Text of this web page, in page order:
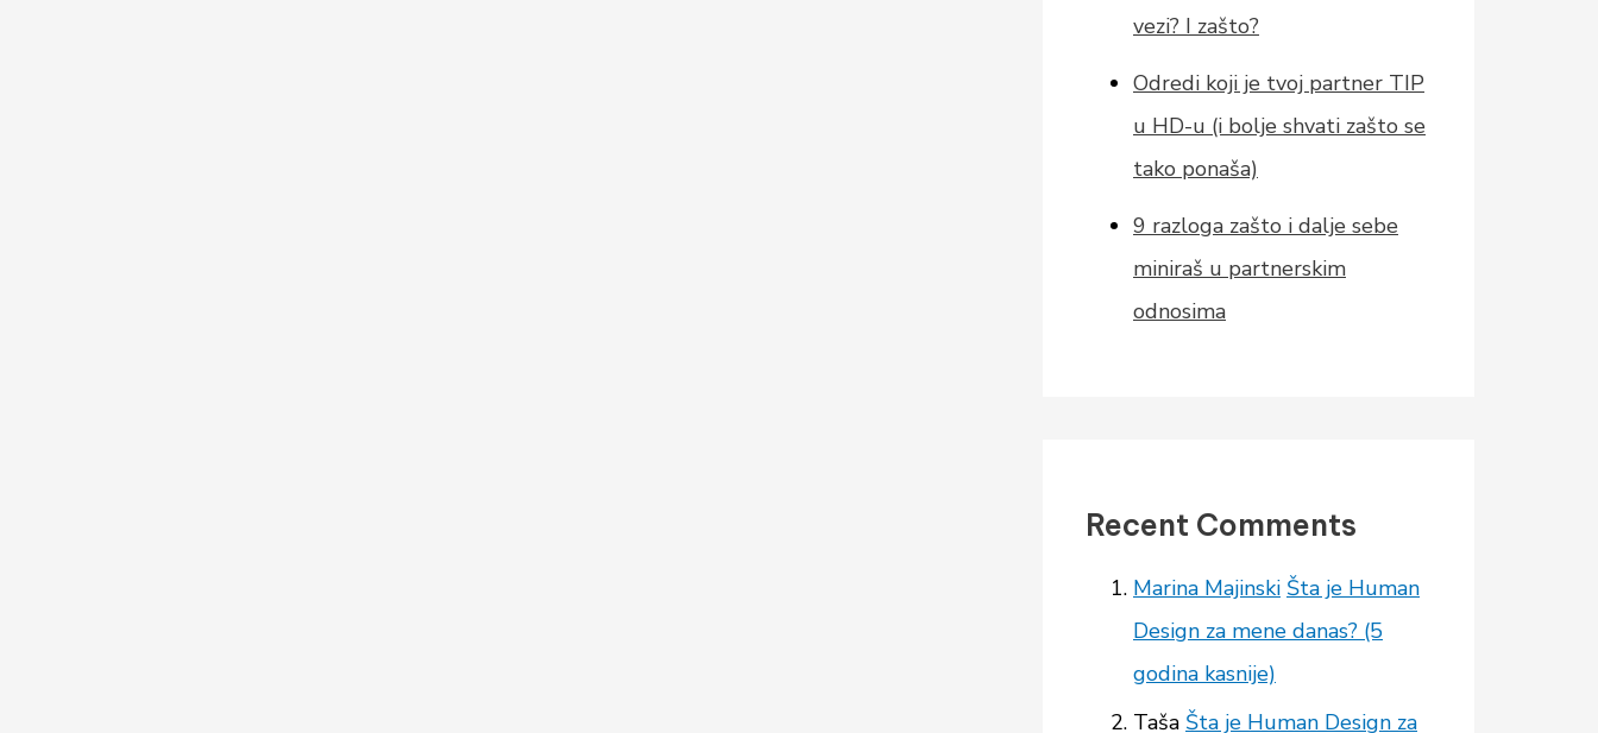
vezi? I zašto?
Odredi koji je tvoj partner TIP
u HD-u (i bolje shvati zašto se
tako ponaša)
9 razloga zašto i dalje sebe
miniraš u partnerskim
odnosima
Recent Comments
Marina Majinski Šta je Human
Design za mene danas? (5
godina kasnije)
Taša Šta je Human Design za